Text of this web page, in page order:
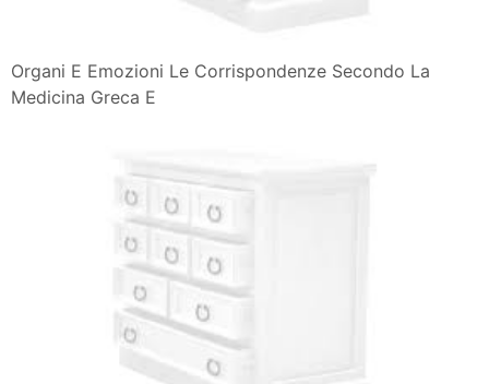
Organi E Emozioni Le Corrispondenze Secondo La
Medicina Greca E